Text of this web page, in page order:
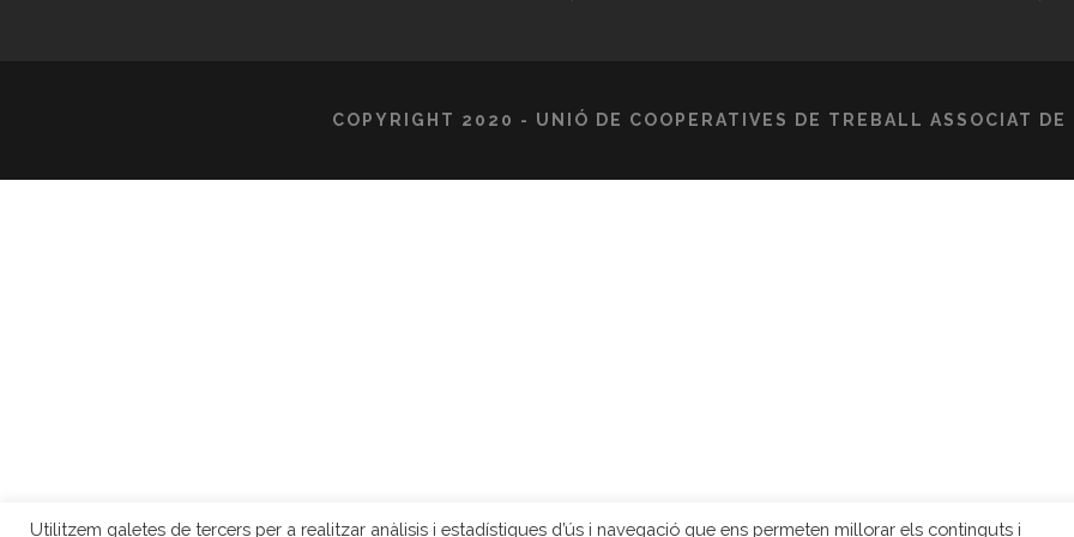
COPYRIGHT 2020 - UNIÓ DE COOPERATIVES DE TREBALL ASSOCIAT DE
Utilitzem galetes de tercers per a realitzar anàlisis i estadístiques d’ús i navegació que ens permeten millorar els continguts i